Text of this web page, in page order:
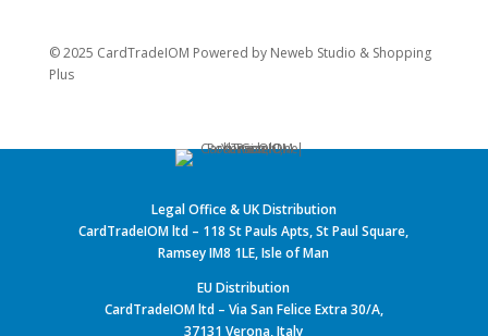
© 2025 CardTradeIOM Powered by Neweb Studio & Shopping
Plus
Legal Office & UK Distribution
CardTradeIOM ltd – 118 St Pauls Apts, St Paul Square,
Ramsey IM8 1LE, Isle of Man
EU Distribution
CardTradeIOM ltd – Via San Felice Extra 30/A,
37131 Verona, Italy